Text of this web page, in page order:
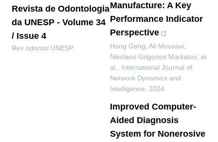
Revista de Odontologia
da UNESP - Volume 34
/ Issue 4
Rev odontol UNESP
Manufacture: A Key
Performance Indicator
Perspective
Hang Geng, Ali Mousavi,
Nikolaos Grigorios Markatos, et
al.
International Journal of
Network Dynamics and
Intelligence
2024
Improved Computer-
Aided Diagnosis
System for Nonerosive